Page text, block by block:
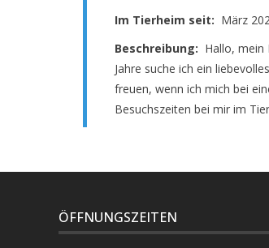
Im Tierheim seit: März
Beschreibung: Hallo, mein
Jahre suche ich ein
freuen, wenn ich mich bei
Besuchszeiten bei mir im
ÖFFNUNGSZEITEN